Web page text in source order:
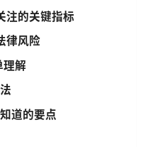
注的关键指标
律风险
理解
道的要点